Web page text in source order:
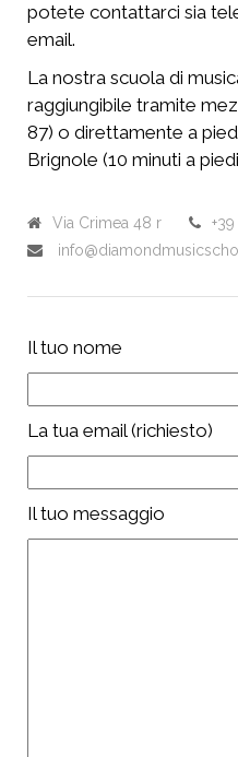
potete contattarci sia
email.
La nostra scuola di
raggiungibile tramite
87) o direttamente a
Brignole (10 minuti a
Via Crimea 48 r
Il tuo nome
La tua email (richiesto)
Il tuo messaggio